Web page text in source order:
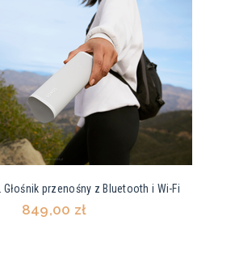
Głośnik przenośny z Bluetooth i Wi-Fi
849,00 zł